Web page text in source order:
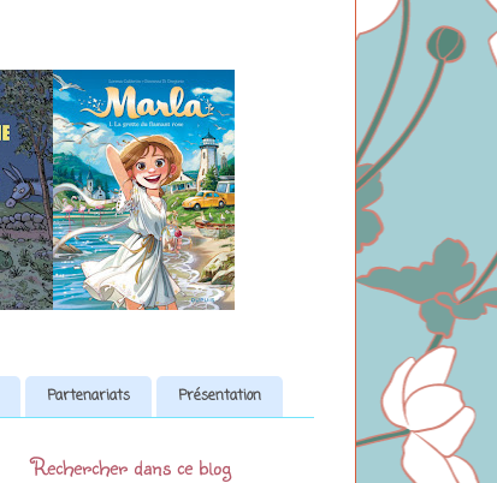
Partenariats Présentation
Rechercher dans ce blog